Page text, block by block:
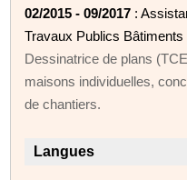
02/2015 - 09/2017 :
Travaux Publics
Dessinatrice de plans
maisons individuelles,
de chantiers.
Langues